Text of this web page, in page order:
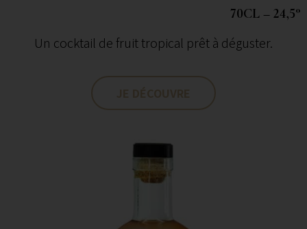
70CL – 24,5°
Un cocktail de fruit tropical prêt à déguster.